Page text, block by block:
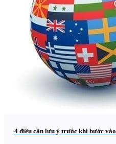
4 điều cần lưu ý trước khi bước